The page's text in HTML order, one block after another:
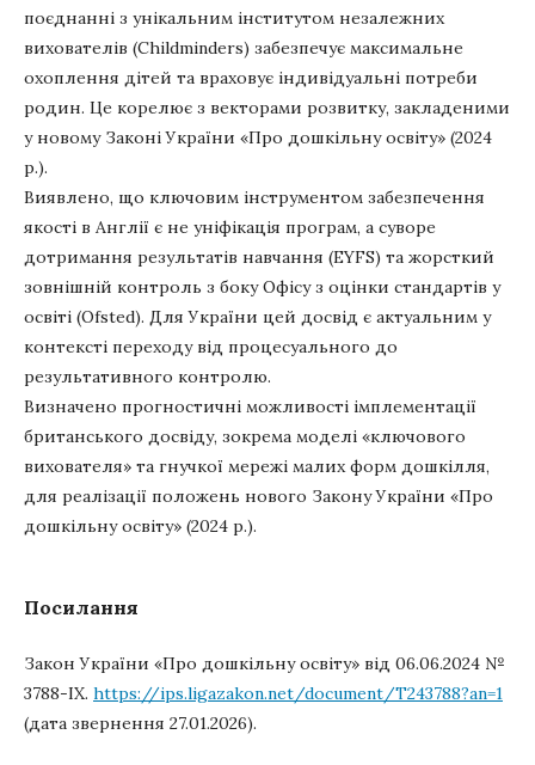
поєднанні з унікальним інститутом незалежних
вихователів (Childminders) забезпечує максимальне
охоплення дітей та враховує індивідуальні потреби
родин. Це корелює з векторами розвитку, закладеними
у новому Законі України «Про дошкільну освіту» (2024
р.).
Виявлено, що ключовим інструментом забезпечення
якості в Англії є не уніфікація програм, а суворе
дотримання результатів навчання (EYFS) та жорсткий
зовнішній контроль з боку Офісу з оцінки стандартів у
освіті (Ofsted). Для України цей досвід є актуальним у
контексті переходу від процесуального до
результативного контролю.
Визначено прогностичні можливості імплементації
британського досвіду, зокрема моделі «ключового
вихователя» та гнучкої мережі малих форм дошкілля,
для реалізації положень нового Закону України «Про
дошкільну освіту» (2024 р.).
Посилання
Закон України «Про дошкільну освіту» від 06.06.2024 №
3788-ІХ. https://ips.ligazakon.net/document/T243788?an=1
(дата звернення 27.01.2026).